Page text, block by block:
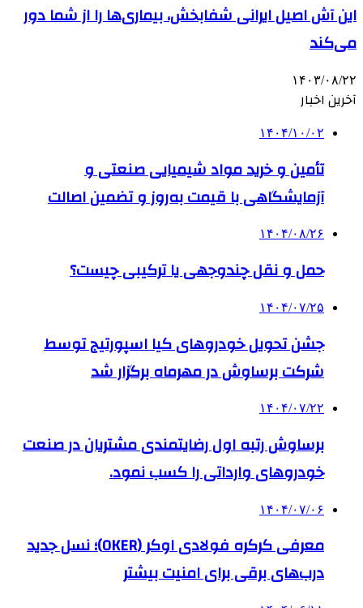
این آش اصیل ایرانی شفابخش، بیماری‌ها را از شما دور
می‌کند
۱۴۰۳/۰۸/۲۲
آخرین اخبار
۱۴۰۴/۱۰/۰۲
تأمین و خرید مواد شیمیایی صنعتی و
آزمایشگاهی با قیمت به‌روز و تضمین اصالت
۱۴۰۴/۰۸/۲۶
حمل و نقل چندوجهی یا ترکیبی چیست؟
۱۴۰۴/۰۷/۲۵
جشن تحویل خودروهای کیا اسپورتیج توسط
شرکت برساوش در مهرماه برگزار شد
۱۴۰۴/۰۷/۲۲
برساوش رتبه اول رضایتمندی مشتریان در صنعت
خودروهای وارداتی را کسب نمود.
۱۴۰۴/۰۷/۰۶
معرفی کرکره فولادی اوکر (OKER)؛ نسل جدید
درب‌های برقی برای امنیت بیشتر